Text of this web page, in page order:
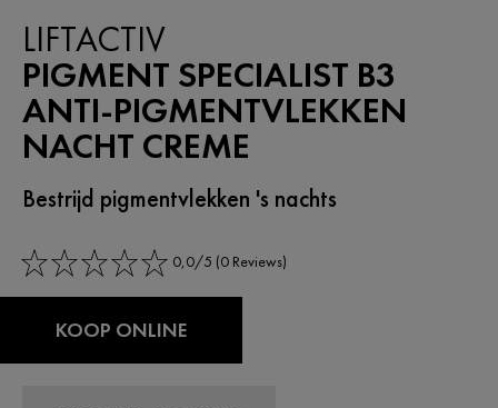
LIFTACTIV
PIGMENT SPECIALIST B3
ANTI-PIGMENTVLEKKEN​
NACHT CREME
Bestrijd pigmentvlekken 's nachts
0,0/5 (0 Reviews)
KOOP ONLINE